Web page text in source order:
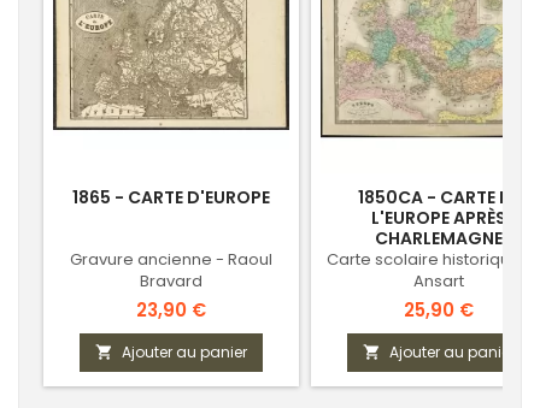
1865 - CARTE D'EUROPE
Gravure ancienne - Raoul
Bravard
Prix
23,90 €
 Ajouter au panier
1850CA - CARTE DE
L'EUROPE APRÈS
CHARLEMAGNE
Carte scolaire historique
Ansart
Prix
25,90 €
 Ajouter au panier